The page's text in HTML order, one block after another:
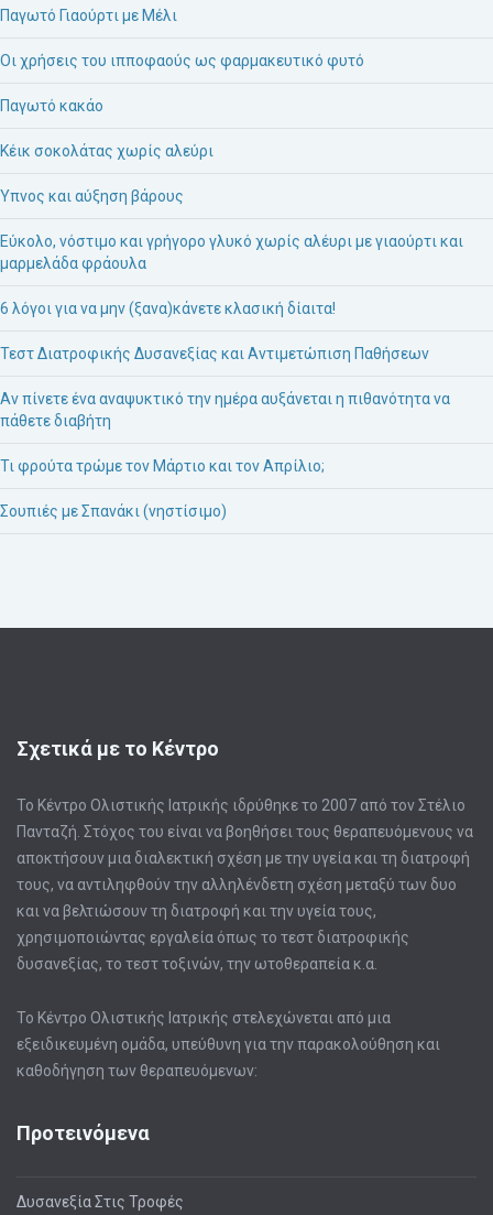
Παγωτό Γιαούρτι με Μέλι
Οι χρήσεις του ιπποφαούς ως φαρμακευτικό φυτό
Παγωτό κακάο
Κέικ σοκολάτας χωρίς αλεύρι
Ύπνος και αύξηση βάρους
Εύκολο, νόστιμο και γρήγορο γλυκό χωρίς αλέυρι με γιαούρτι και
μαρμελάδα φράουλα
6 λόγοι για να μην (ξανα)κάνετε κλασική δίαιτα!
Τεστ Διατροφικής Δυσανεξίας και Αντιμετώπιση Παθήσεων
Αν πίνετε ένα αναψυκτικό την ημέρα αυξάνεται η πιθανότητα να
πάθετε διαβήτη
Τι φρούτα τρώμε τον Μάρτιο και τον Απρίλιο;
Σουπιές με Σπανάκι (νηστίσιμο)
Σχετικά με το Κέντρο
Το Κέντρο Ολιστικής Ιατρικής ιδρύθηκε το 2007 από τον Στέλιο
Πανταζή. Στόχος του είναι να βοηθήσει τους θεραπευόμενους να
αποκτήσουν μια διαλεκτική σχέση με την υγεία και τη διατροφή
τους, να αντιληφθούν την αλληλένδετη σχέση μεταξύ των δυο
και να βελτιώσουν τη διατροφή και την υγεία τους,
χρησιμοποιώντας εργαλεία όπως το τεστ διατροφικής
δυσανεξίας, το τεστ τοξινών, την ωτοθεραπεία κ.α.
Το Κέντρο Ολιστικής Ιατρικής στελεχώνεται από μια
εξειδικευμένη ομάδα, υπεύθυνη για την παρακολούθηση και
καθοδήγηση των θεραπευόμενων:
Προτεινόμενα
Δυσανεξία Στις Τροφές